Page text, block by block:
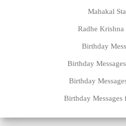
Mahakal
Radhe Krishna
Birthday
Birthday
Birthday
Birthday Messages